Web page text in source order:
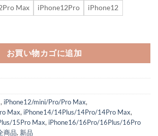
Max
iPhone12Pro iPhone12
お買い物カゴに追加
, iPhone12/mini/Pro/Pro Max,
Max, iPhone14/14Plus/14Pro/14Pro Max,
15Pro Max, iPhone16/16Pro/16Plus/16Pro
商品, 新品